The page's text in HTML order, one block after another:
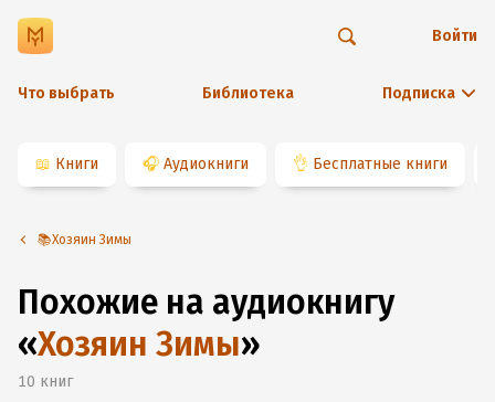
Что выбрать Библиотека Подписка
Войти
📖 Книги 🎧 Аудиокниги 👌 Бесплатные книги
📚Хозяин Зимы
Похожие на аудиокнигу
«Хозяин Зимы»
10 книг